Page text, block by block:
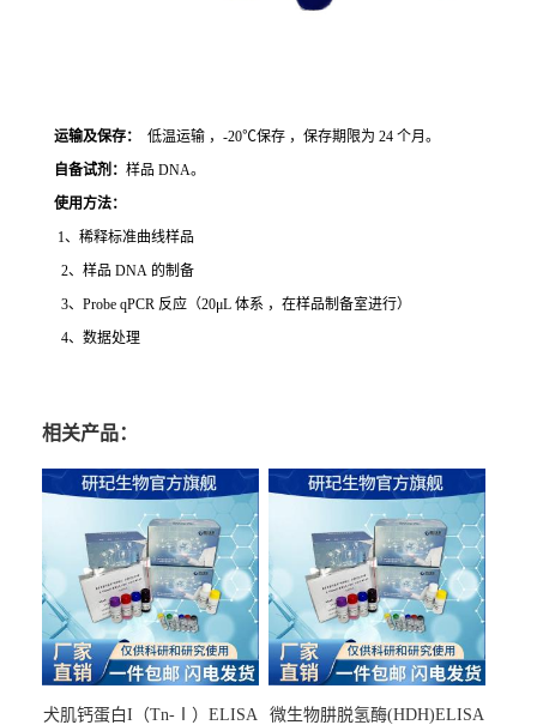
运输及保存：
低温运输 ，-20℃保存 ，保存期限为 24 个月。
自备试剂： 样品 DNA。
使用方法：
1、稀释标准曲线样品
2、样品 DNA 的制备
3、Probe qPCR 反应（20μL 体系 ，在样品制备室进行）
4、数据处理
相关产品：
犬肌钙蛋白I（Tn-Ⅰ）ELISA
微生物肼脱氢酶(HDH)ELISA